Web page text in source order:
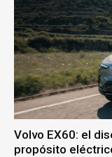
Volvo EX60: el
propósito